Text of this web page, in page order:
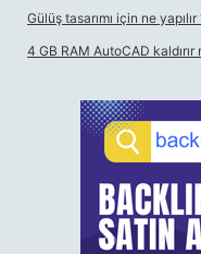
Gülüş tasarımı için ne yapılır
4 GB RAM AutoCAD kaldırır